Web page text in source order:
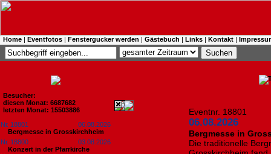
Home | Eventfotos | Fenstergucker werden | Gästebuch | Links | Kontakt |
Besucher:
diesen Monat: 6687682
letzten Monat: 15503886
Nr. 18801
06.08.2026
Bergmesse in Grosskirchheim
Nr. 18800
03.08.2026
Konzert in der Pfarrkirche
Eventnr. 18801
06.08.2026
Bergmesse in
Die traditionelle